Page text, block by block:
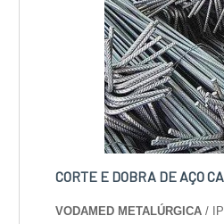
distânc....
CORTE E DOBRA DE AÇO
VODAMED METALÚRGICA /